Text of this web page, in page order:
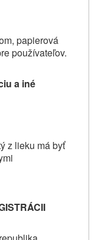
papierová
používateľov.
a iné
z lieku má byť